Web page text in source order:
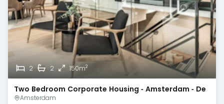
2 2 150m2
Two Bedroom Corporate Housing - Amsterdam - De
PijpAmsterdam